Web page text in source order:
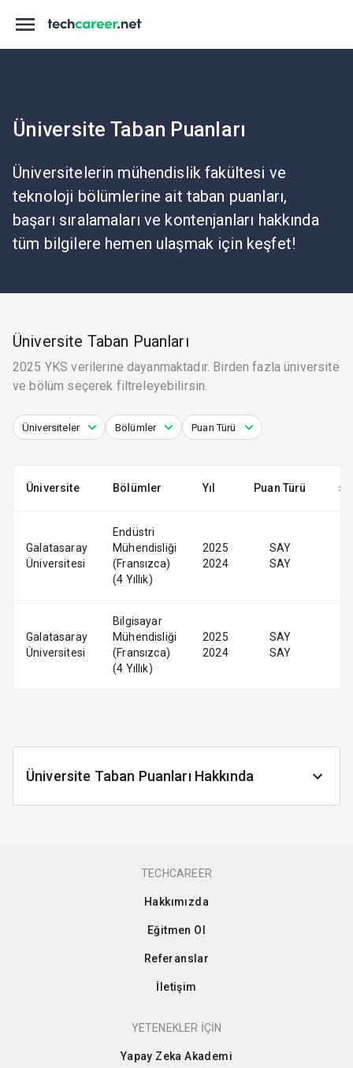
Üniversite Taban Puanları
Üniversitelerin mühendislik fakültesi ve
teknoloji bölümlerine ait taban puanları,
başarı sıralamaları ve kontenjanları hakkında
tüm bilgilere hemen ulaşmak için keşfet!
Üniversite Taban Puanları
2025 YKS verilerine dayanmaktadır. Birden fazla üniversite
ve bölüm seçerek filtreleyebilirsin.
Üniversiteler Bölümler Puan Türü
Üniversite Bölümler Yıl Puan Türü
Galatasaray
Üniversitesi
Endüstri
Mühendisliği
(Fransızca)
(4 Yıllık)
2025
2024
SAY
SAY
Galatasaray
Üniversitesi
Bilgisayar
Mühendisliği
(Fransızca)
(4 Yıllık)
2025
2024
SAY
SAY
Üniversite Taban Puanları Hakkında
TECHCAREER
Hakkımızda
Eğitmen Ol
Referanslar
İletişim
YETENEKLER İÇİN
Yapay Zeka Akademi